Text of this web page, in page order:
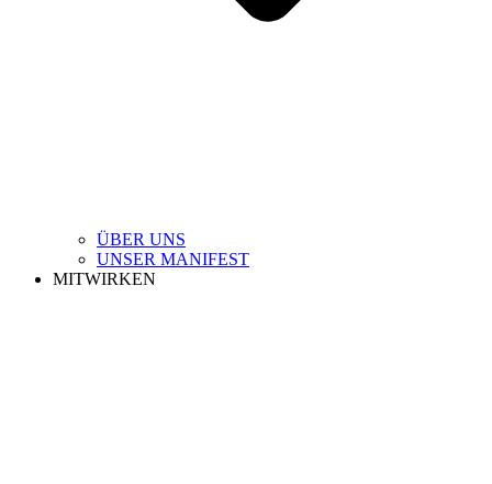
ÜBER UNS
UNSER MANIFEST
MITWIRKEN